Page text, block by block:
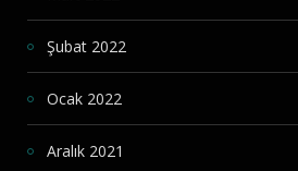
Şubat 2022
Ocak 2022
Aralık 2021